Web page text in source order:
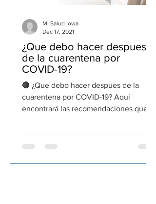
¿Que debo hacer despues
de la cuarentena por
COVID-19?
🔴 ¿Que debo hacer despues de la
cuarentena por COVID-19? Aquí
encontrará las recomendaciones que
Mi Salud Iowa
Dec 17, 2021